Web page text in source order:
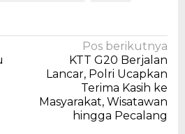
Pos berikutnya
KTT G20 Berjalan
Lancar, Polri Ucapkan
Terima Kasih ke
Masyarakat, Wisatawan
hingga Pecalang